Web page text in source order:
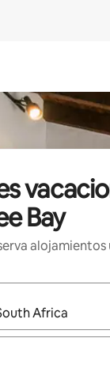
Bay
alojamientos
estén